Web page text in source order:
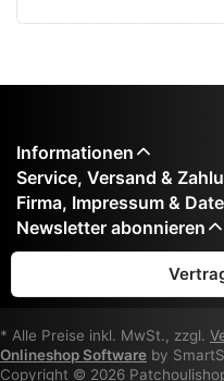
Informationen
Service, Versand &
Firma, Impressum &
Newsletter abonnieren
* Alle Preise inkl. MwSt., zzgl.
Onlineshop Software by
Copyright © 2026